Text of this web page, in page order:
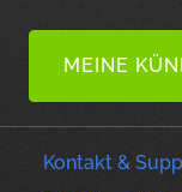
MEINE
Kontakt &